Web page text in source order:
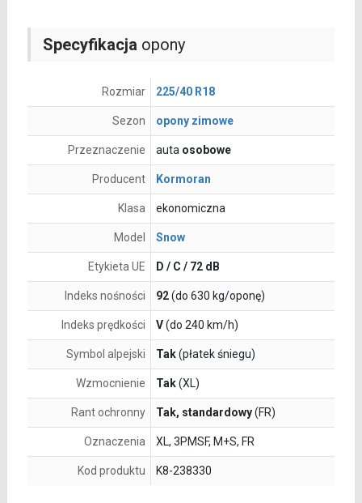
Specyfikacja opony
Rozmiar 225/40 R18
Sezon opony zimowe
Przeznaczenie auta osobowe
Producent Kormoran
Klasa ekonomiczna
Model Snow
Etykieta UE D / C / 72 dB
Indeks nośności 92(do 630 kg/oponę)
Indeks prędkości V(do 240 km/h)
Symbol alpejski Tak(płatek śniegu)
Wzmocnienie Tak(XL)
Rant ochronny Tak, standardowy(FR)
Oznaczenia XL, 3PMSF, M+S, FR
Kod produktu K8-238330